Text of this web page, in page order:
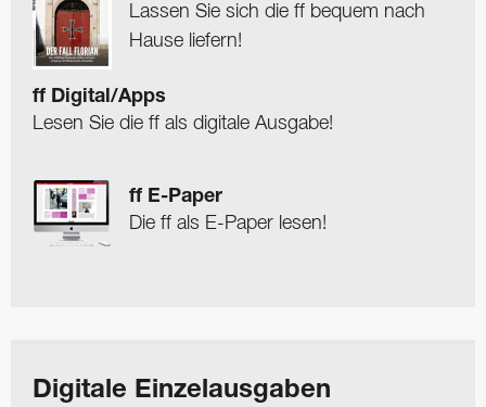
Lassen Sie sich die ff bequem nach
Hause liefern!
ff Digital/Apps
Lesen Sie die ff als digitale Ausgabe!
ff E-Paper
Die ff als E-Paper lesen!
Digitale Einzelausgaben